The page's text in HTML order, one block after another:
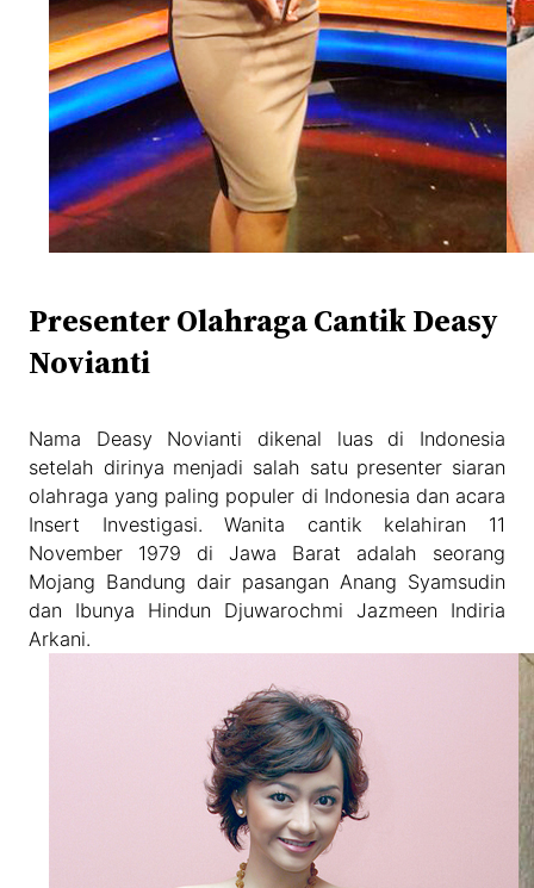
Presenter Olahraga Cantik Deasy
Novianti
Nama Deasy Novianti dikenal luas di Indonesia
setelah dirinya menjadi salah satu presenter siaran
olahraga yang paling populer di Indonesia dan acara
Insert Investigasi. Wanita cantik kelahiran 11
November 1979 di Jawa Barat adalah seorang
Mojang Bandung dair pasangan Anang Syamsudin
dan Ibunya Hindun Djuwarochmi Jazmeen Indiria
Arkani.